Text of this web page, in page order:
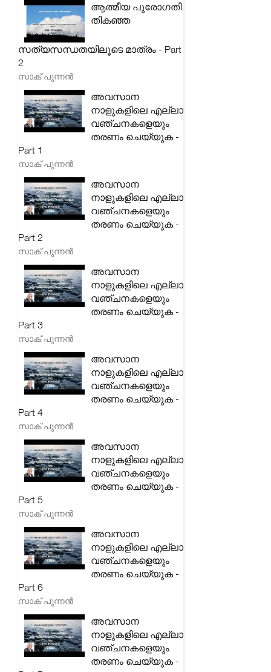
ആത്മീയ പുരോഗതി
തികഞ്ഞ
സത്യസന്ധതയിലൂടെ മാത്രം - Part
2
സാക് പുന്നൻ
അവസാന
നാളുകളിലെ എല്ലാ
വഞ്ചനകളെയും
തരണം ചെയ്യുക -
Part 1
സാക് പുന്നൻ
അവസാന
നാളുകളിലെ എല്ലാ
വഞ്ചനകളെയും
തരണം ചെയ്യുക -
Part 2
സാക് പുന്നൻ
അവസാന
നാളുകളിലെ എല്ലാ
വഞ്ചനകളെയും
തരണം ചെയ്യുക -
Part 3
സാക് പുന്നൻ
അവസാന
നാളുകളിലെ എല്ലാ
വഞ്ചനകളെയും
തരണം ചെയ്യുക -
Part 4
സാക് പുന്നൻ
അവസാന
നാളുകളിലെ എല്ലാ
വഞ്ചനകളെയും
തരണം ചെയ്യുക -
Part 5
സാക് പുന്നൻ
അവസാന
നാളുകളിലെ എല്ലാ
വഞ്ചനകളെയും
തരണം ചെയ്യുക -
Part 6
സാക് പുന്നൻ
അവസാന
നാളുകളിലെ എല്ലാ
വഞ്ചനകളെയും
തരണം ചെയ്യുക -